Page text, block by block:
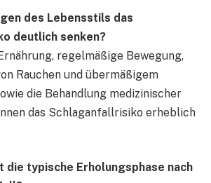
des Lebensstils das
deutlich senken?
regelmäßige Bewegung,
Rauchen und übermäßigem
die Behandlung medizinischer
das Schlaganfallrisiko erheblich
die typische Erholungsphase nach